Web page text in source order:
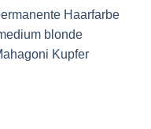
Haarfarbe
blonde
Kupfer